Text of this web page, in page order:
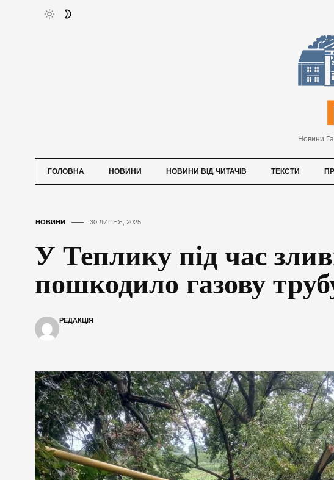
Новини
ГОЛОВНА НОВИНИ НОВИНИ ВІД ЧИТАЧІВ ТЕКСТИ
НОВИНИ 30 ЛИПНЯ, 2025
У Теплику під час
пошкодило газову
РЕДАКЦІЯ